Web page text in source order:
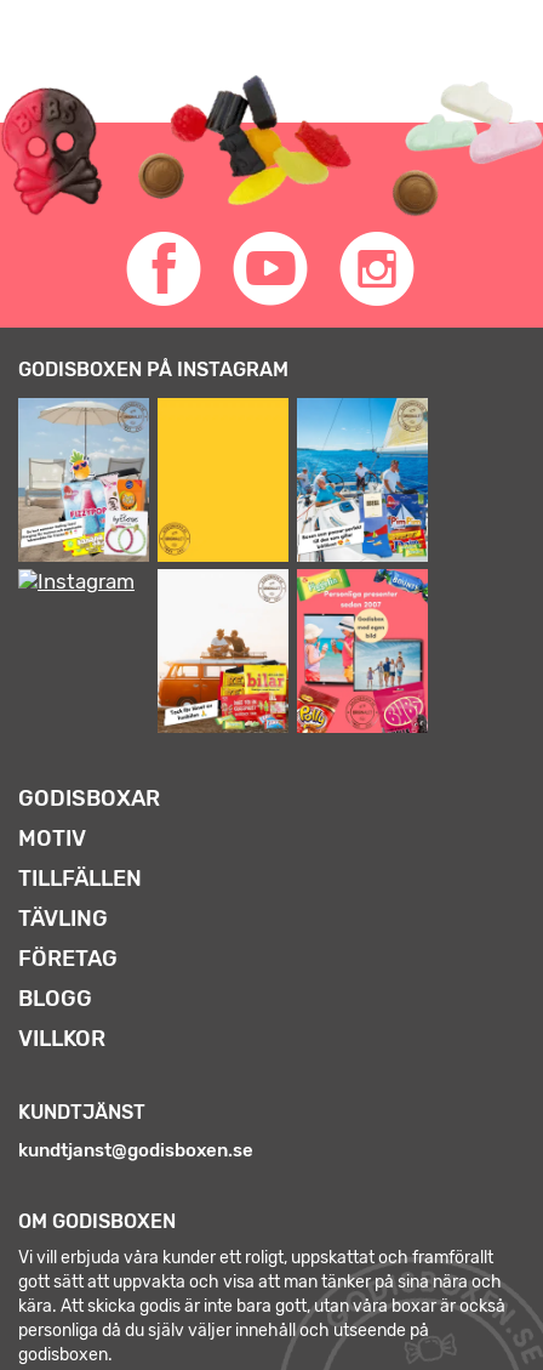
GODISBOXEN PÅ INSTAGRAM
GODISBOXAR
MOTIV
TILLFÄLLEN
TÄVLING
FÖRETAG
BLOGG
VILLKOR
KUNDTJÄNST
kundtjanst@godisboxen.se
OM GODISBOXEN
Vi vill erbjuda våra kunder ett roligt, uppskattat och framförallt
gott sätt att uppvakta och visa att man tänker på sina nära och
kära. Att skicka godis är inte bara gott, utan våra boxar är också
personliga då du själv väljer innehåll och utseende på
godisboxen.